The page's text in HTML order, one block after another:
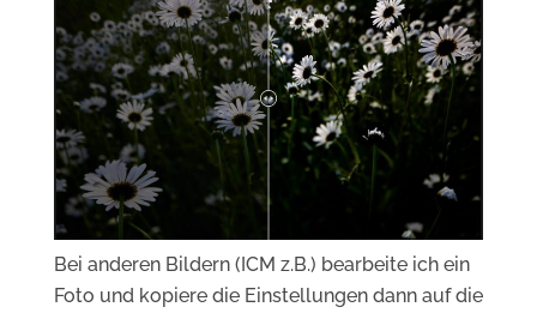
Bei anderen Bildern (ICM z.B.) bearbeite ich ein
Foto und kopiere die Einstellungen dann auf die